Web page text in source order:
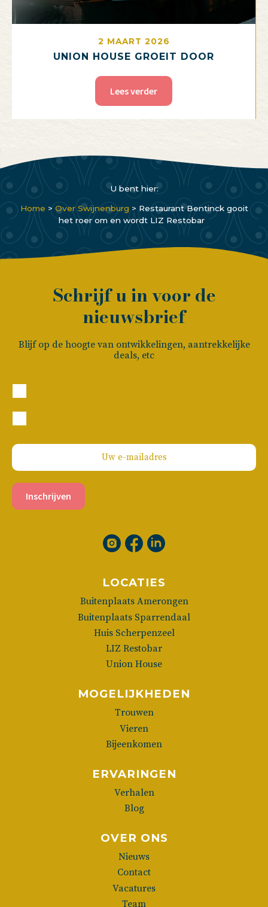
2 MAART 2026
UNION HOUSE GROEIT DOOR
Lees verder
U bent hier:
Home > Over Swijnenburg > Restaurant Bentinck gooit
het roer om en wordt LIZ Restobar
Schrijf u in voor de
nieuwsbrief
Blijf op de hoogte van ontwikkelingen, aantrekkelijke
deals, etc
Inschrijven
LOCATIES
Buitenplaats Amerongen
Buitenplaats Sparrendaal
Huis Scherpenzeel
LIZ Restobar
Union House
MOGELIJKHEDEN
Trouwen
Vieren
Bijeenkomen
ERVARINGEN
Verhalen
Blog
OVER ONS
Nieuws
Contact
Vacatures
Team